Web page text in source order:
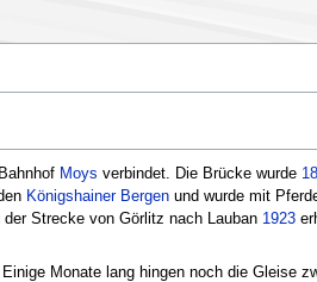
Moys verbindet. Die Brücke wurde
Königshainer Bergenund wurde mit
Strecke von Görlitz nach Lauban 1923
Monate lang hingen noch die Gleise